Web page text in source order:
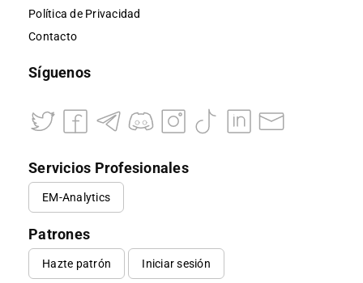
Política de Privacidad
Contacto
Síguenos
Servicios Profesionales
EM-Analytics
Patrones
Hazte patrón Iniciar sesión